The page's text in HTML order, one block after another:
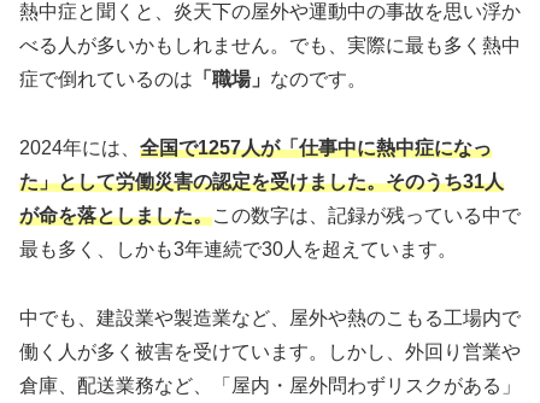
熱中症と聞くと、炎天下の屋外や運動中の事故を思い浮か
べる人が多いかもしれません。でも、実際に最も多く熱中
症で倒れているのは 「職場」 なのです。
2024年には、 全国で1257人が「仕事中に熱中症になっ
た」として労働災害の認定を受けました。そのうち31人
が命を落としました。この数字は、記録が残っている中で
最も多く、しかも3年連続で30人を超えています。
中でも、建設業や製造業など、屋外や熱のこもる工場内で
働く人が多く被害を受けています。しかし、外回り営業や
倉庫、配送業務など、「屋内・屋外問わずリスクがある」